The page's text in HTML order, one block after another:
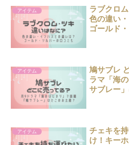
アイテム
ラブクロ
色の違い
ゴールド
アイテム
鳩サブレ
ラマ「海
サブレー
アイテム
チェキを
け！キー